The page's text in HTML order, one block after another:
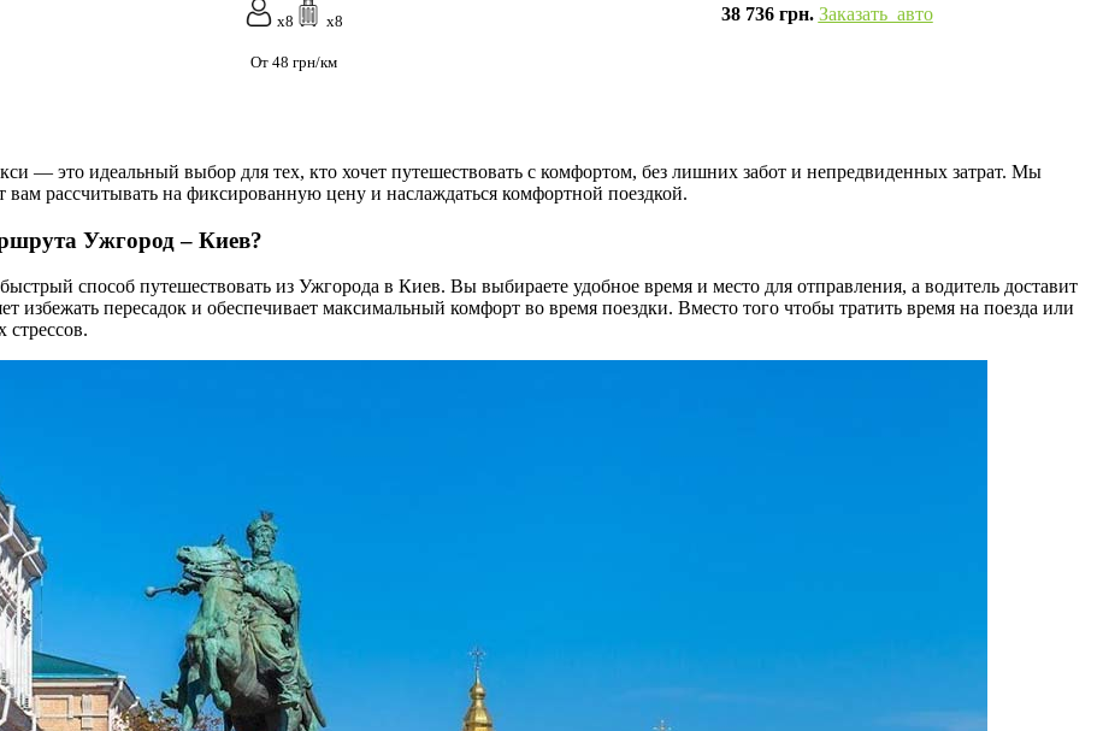
x8 x8
От 48 грн/км
38 736 грн. Заказать авто
— это идеальный выбор для тех, кто хочет путешествовать с комфортом, без лишних забот и непредвиденных затрат. Мы
рассчитывать на фиксированную цену и наслаждаться комфортной поездкой.
Ужгород – Киев?
способ путешествовать из Ужгорода в Киев. Вы выбираете удобное время и место для отправления, а водитель доставит
избежать пересадок и обеспечивает максимальный комфорт во время поездки. Вместо того чтобы тратить время на поезда или